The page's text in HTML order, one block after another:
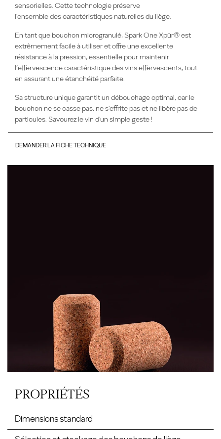
sensorielles. Cette technologie préserve
l'ensemble des caractéristiques naturelles du liège.
En tant que bouchon microgranulé, Spark One Xpür® est
extrêmement facile à utiliser et offre une excellente
résistance à la pression, essentielle pour maintenir
l’effervescence caractéristique des vins effervescents, tout
en assurant une étanchéité parfaite.
Sa structure unique garantit un débouchage optimal, car le
bouchon ne se casse pas, ne s'effrite pas et ne libère pas de
particules. Savourez le vin d'un simple geste !
DEMANDER LA FICHE TECHNIQUE
PROPRIÉTÉS
Dimensions standard